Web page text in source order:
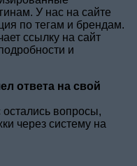
У нас на сайте
по тегам и брендам.
ссылку на сайт
и
ответа на свой
остались вопросы,
через систему на